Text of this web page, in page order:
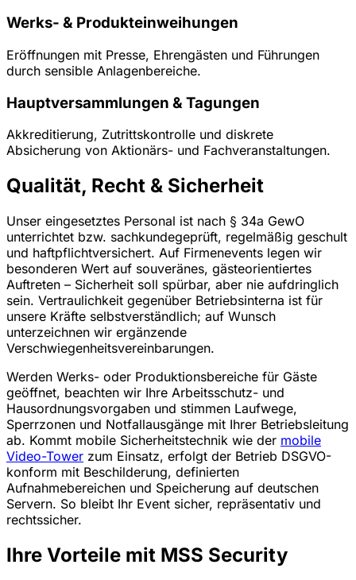
Werks- & Produkteinweihungen
Eröffnungen mit Presse, Ehrengästen und Führungen
durch sensible Anlagenbereiche.
Hauptversammlungen & Tagungen
Akkreditierung, Zutrittskontrolle und diskrete
Absicherung von Aktionärs- und Fachveranstaltungen.
Qualität, Recht & Sicherheit
Unser eingesetztes Personal ist nach § 34a GewO
unterrichtet bzw. sachkundegeprüft, regelmäßig geschult
und haftpflichtversichert. Auf Firmenevents legen wir
besonderen Wert auf souveränes, gästeorientiertes
Auftreten – Sicherheit soll spürbar, aber nie aufdringlich
sein. Vertraulichkeit gegenüber Betriebsinterna ist für
unsere Kräfte selbstverständlich; auf Wunsch
unterzeichnen wir ergänzende
Verschwiegenheitsvereinbarungen.
Werden Werks- oder Produktionsbereiche für Gäste
geöffnet, beachten wir Ihre Arbeitsschutz- und
Hausordnungsvorgaben und stimmen Laufwege,
Sperrzonen und Notfallausgänge mit Ihrer Betriebsleitung
ab. Kommt mobile Sicherheitstechnik wie der mobile
Video-Tower zum Einsatz, erfolgt der Betrieb DSGVO-
konform mit Beschilderung, definierten
Aufnahmebereichen und Speicherung auf deutschen
Servern. So bleibt Ihr Event sicher, repräsentativ und
rechtssicher.
Ihre Vorteile mit MSS Security